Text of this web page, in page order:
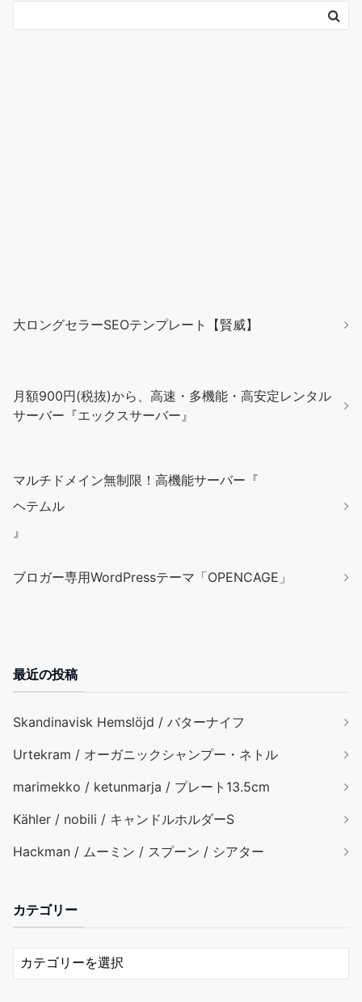
大ロングセラーSEOテンプレート【賢威】
月額900円(税抜)から、高速・多機能・高安定レンタル
サーバー『エックスサーバー』
マルチドメイン無制限！高機能サーバー『
ヘテムル
』
ブロガー専用WordPressテーマ「OPENCAGE」
最近の投稿
Skandinavisk Hemslöjd / バターナイフ
Urtekram / オーガニックシャンプー・ネトル
marimekko / ketunmarja / プレート13.5cm
Kähler / nobili / キャンドルホルダーS
Hackman / ムーミン / スプーン / シアター
カテゴリー